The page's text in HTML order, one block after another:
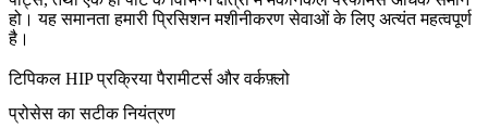
हो। यह समानता हमारीप्रिसिशन मशीनीकरण सेवाओंके लिए अत्यंत महत्वपूर्ण
है।
टिपिकल HIP प्रक्रिया पैरामीटर्स और वर्कफ़्लो
प्रोसेस का सटीक नियंत्रण